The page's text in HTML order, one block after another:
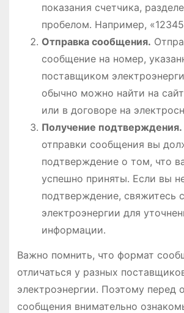
показания счетчика,
пробелом․ Например,
Отправка сообщения․
сообщение на номер,
поставщиком
обычно можно найти на
или в договоре на
Получение подтверждения․
отправки сообщения вы
подтверждение о том, что
успешно приняты․ Если вы
подтверждение, свяжитесь
электроэнергии для
информации․
Важно помнить, что формат
отличаться у разных
электроэнергии․ Поэтому перед
сообщения внимательно